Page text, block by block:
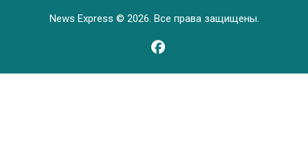
News Express © 2026. Все права защищены.